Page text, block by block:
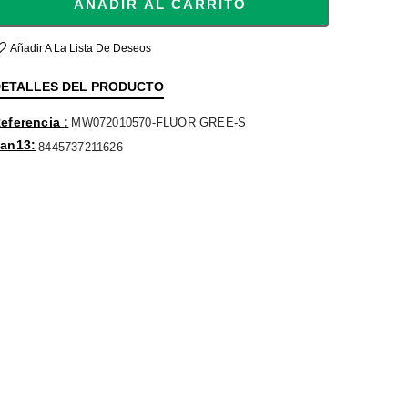
AÑADIR AL CARRITO
Añadir A La Lista De Deseos
DEL PRODUCTO
MW072010570-FLUOR GREE-S
8445737211626